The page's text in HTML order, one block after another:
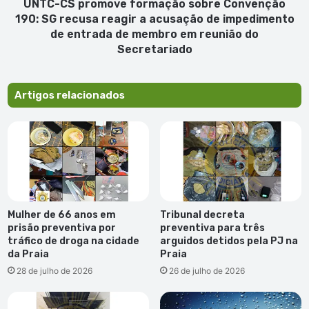
reagir
entrada
de
reunião
Secretariado
UNTC-CS promove formação sobre Convenção
190: SG recusa reagir a acusação de impedimento
de entrada de membro em reunião do
Secretariado
Artigos relacionados
Mulher de 66 anos em
prisão preventiva por
tráfico de droga na cidade
da Praia
28 de julho de 2026
Tribunal decreta
preventiva para três
arguidos detidos pela PJ na
Praia
26 de julho de 2026